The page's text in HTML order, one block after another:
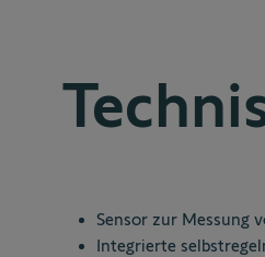
Sensor zur Messung
Integrierte